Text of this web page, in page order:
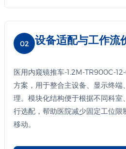
02 设备适配与工作流
医用内窥镜推车-1.2M-TR900C-
方案，用于整合主设备、显示终端
理。模块化结构便于根据不同科室
行选配，帮助医院减少固定工位限
移动。